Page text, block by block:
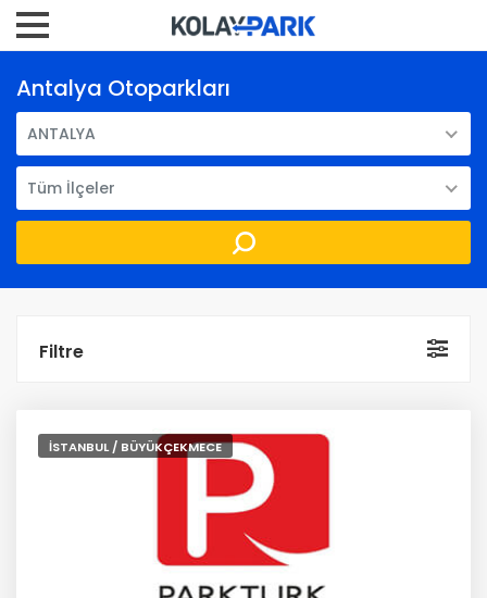
Antalya Otoparkları
ANTALYA
Tüm İlçeler
Filtre
İSTANBUL / BÜYÜKÇEKMECE